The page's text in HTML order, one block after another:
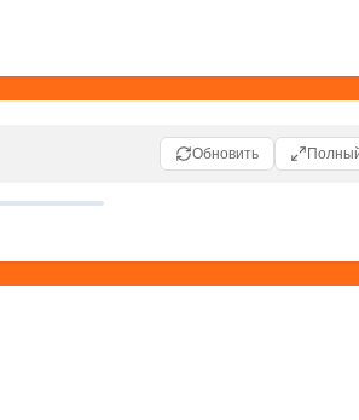
Обновить